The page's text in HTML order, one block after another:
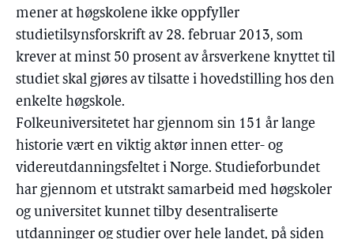
mener at høgskolene ikke oppfyller
studietilsynsforskrift av 28. februar 2013, som
krever at minst 50 prosent av årsverkene knyttet til
studiet skal gjøres av tilsatte i hovedstilling hos den
enkelte høgskole.
Folkeuniversitetet har gjennom sin 151 år lange
historie vært en viktig aktør innen etter- og
videreutdanningsfeltet i Norge. Studieforbundet
har gjennom et utstrakt samarbeid med høgskoler
og universitet kunnet tilby desentraliserte
utdanninger og studier over hele landet, på siden